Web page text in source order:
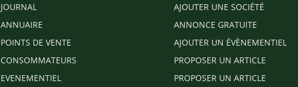
JOURNAL
ANNUAIRE
POINTS DE VENTE
CONSOMMATEURS
EVENEMENTIEL
AJOUTER UNE SOCIÉTÉ
ANNONCE GRATUITE
AJOUTER UN ÉVÈNEMENTIEL
PROPOSER UN ARTICLE
PROPOSER UN ARTICLE